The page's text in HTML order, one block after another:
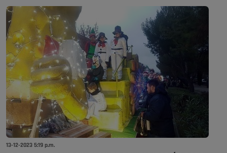
13-12-2023 5:19 p.m.